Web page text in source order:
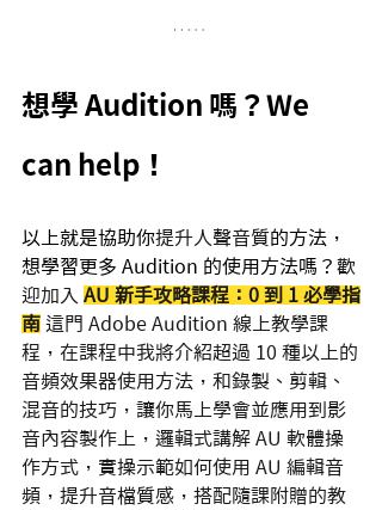
想學 Audition 嗎？We
can help！
以上就是協助你提升人聲音質的方法，
想學習更多 Audition 的使用方法嗎？ 歡
迎加入 AU 新手攻略課程：0 到 1 必學指
南 這門 Adobe Audition 線上教學課
程，在課程中我將介紹超過 10 種以上的
音頻效果器使用方法，和錄製、剪輯、
混音的技巧，讓你馬上學會並應用到影
音內容製作上，邏輯式講解 AU 軟體操
作方式，實操示範如何使用 AU 編輯音
頻，提升音檔質感，搭配隨課附贈的教